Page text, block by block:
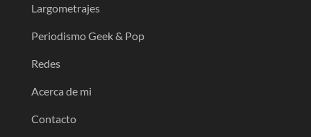
Largometrajes
Periodismo Geek & Pop
Redes
Acerca de mi
Contacto